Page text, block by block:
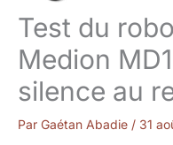
Test du
Medion
silence au
Par Gaétan Abadie / 31